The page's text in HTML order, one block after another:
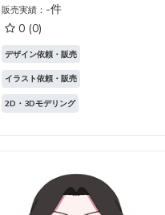
販売実績： -件
0 (0)
デザイン依頼・販売
イラスト依頼・販売
2D・3Dモデリング